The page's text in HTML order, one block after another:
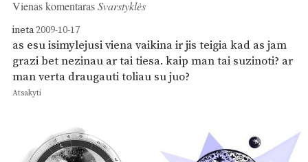
Vienas komentarasSvarstyklės
ineta2009-10-17
as esu isimylejusi viena vaikina ir jis teigia kad as jam
grazi bet nezinau ar tai tiesa. kaip man tai suzinoti? ar
man verta draugauti toliau su juo?
Atsakyti